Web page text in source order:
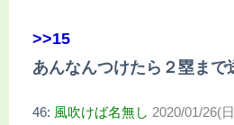
>>15
あんなんつけたら２塁まで
46: 風吹けば名無し 2020/01/26(